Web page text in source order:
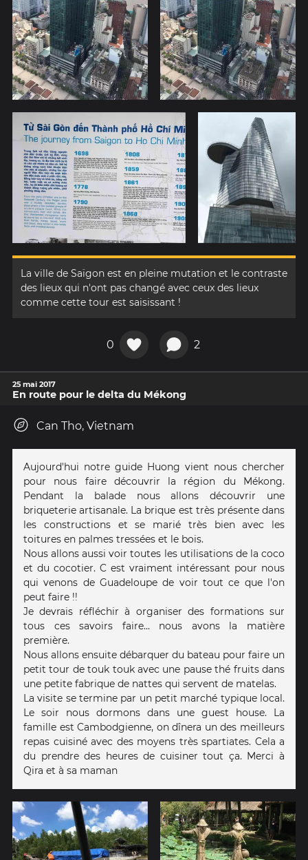
La ville de Saïgon est en pleine mutation et le contraste
des lieux qui n'ont pas changé avec ceux des lieux
comme cette tour est saisissant !
0 2
25 mai 2017
En route pour le delta du Mékong
Can Tho, Vietnam
Aujourd'hui notre guide Huong vient nous chercher
pour nous faire découvrir la région du Mékong.
Pendant la balade nous allons découvrir une
briqueterie artisanale. La brique est très présente dans
les constructions et se marié très bien avec les
toitures en palmes tressées et le bois.
Nous allons aussi voir toutes les utilisations de la coco
et du cocotier. C est vraiment intéressant pour nous
qui venons de Guadeloupe de voir tout ce que l'on
peut faire !!
Je devrais réfléchir à organiser des formations sur
tous ces savoirs faire... nous avons la matière
première.
Nous allons ensuite débarquer du bateau pour faire un
petit tour de touk touk avec une pause thé fruits dans
une petite fabrique de nattes qui servent de matelas.
La visite se termine par un petit marché typique local.
Le soir nous dormons dans une guest house. La
famille est Cambodgienne, on dînera un des meilleurs
repas cuisiné avec des moyens très spartiates. Cela a
du prendre des heures de cuisiner tout ça. Merci à
Qira et à sa maman